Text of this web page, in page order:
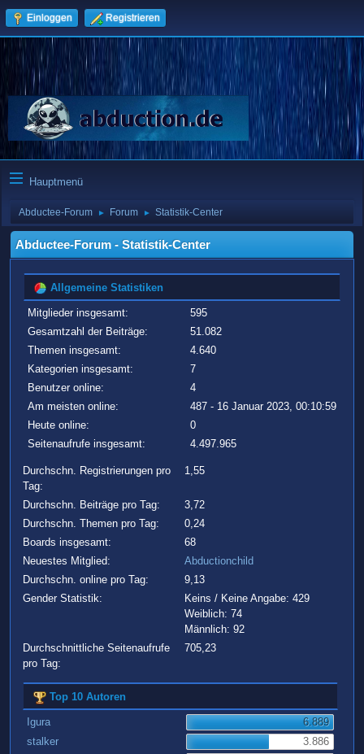
Einloggen Registrieren
Hauptmenü
Abductee-Forum ► Forum ► Statistik-Center
Abductee-Forum - Statistik-Center
Allgemeine Statistiken
Mitglieder insgesamt:
595
Gesamtzahl der Beiträge:
51.082
Themen insgesamt:
4.640
Kategorien insgesamt:
7
Benutzer online:
4
Am meisten online:
487 - 16 Januar 2023, 00:10:59
Heute online:
0
Seitenaufrufe insgesamt:
4.497.965
Durchschn. Registrierungen pro
Tag:
1,55
Durchschn. Beiträge pro Tag:
3,72
Durchschn. Themen pro Tag:
0,24
Boards insgesamt:
68
Neuestes Mitglied:
Abductionchild
Durchschn. online pro Tag:
9,13
Gender Statistik:
Keins / Keine Angabe: 429
Weiblich: 74
Männlich: 92
Durchschnittliche Seitenaufrufe
pro Tag:
705,23
Top 10 Autoren
Igura
6.889
stalker
3.886